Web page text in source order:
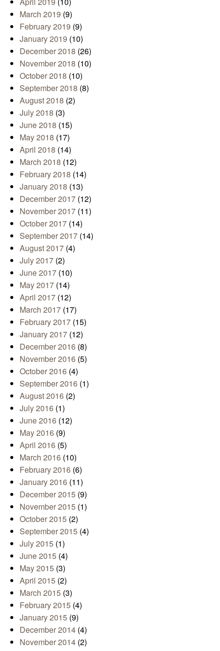
March 2019 (9)
February 2019 (9)
January 2019 (10)
December 2018 (26)
November 2018 (10)
October 2018 (10)
September 2018 (8)
August 2018 (2)
July 2018 (3)
June 2018 (15)
May 2018 (17)
April 2018 (14)
March 2018 (12)
February 2018 (14)
January 2018 (13)
December 2017 (12)
November 2017 (11)
October 2017 (14)
September 2017 (14)
August 2017 (4)
July 2017 (2)
June 2017 (10)
May 2017 (14)
April 2017 (12)
March 2017 (17)
February 2017 (15)
January 2017 (12)
December 2016 (8)
November 2016 (5)
October 2016 (4)
September 2016 (1)
August 2016 (2)
July 2016 (1)
June 2016 (12)
May 2016 (9)
April 2016 (5)
March 2016 (10)
February 2016 (6)
January 2016 (11)
December 2015 (9)
November 2015 (1)
October 2015 (2)
September 2015 (4)
July 2015 (1)
June 2015 (4)
May 2015 (3)
April 2015 (2)
March 2015 (3)
February 2015 (4)
January 2015 (9)
December 2014 (4)
November 2014 (2)